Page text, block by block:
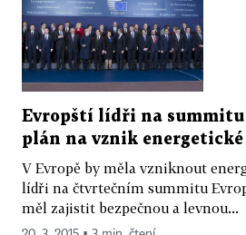
Evropští lídři na summitu
plán na vznik
V Evropě by měla vzniknout
lídři na čtvrtečním summitu
měl zajistit bezpečnou a levnou...